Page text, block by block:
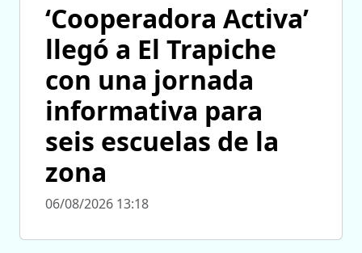
‘Cooperadora Activa’
llegó a El Trapiche
con una jornada
informativa para
seis escuelas de la
zona
06/08/2026 13:18